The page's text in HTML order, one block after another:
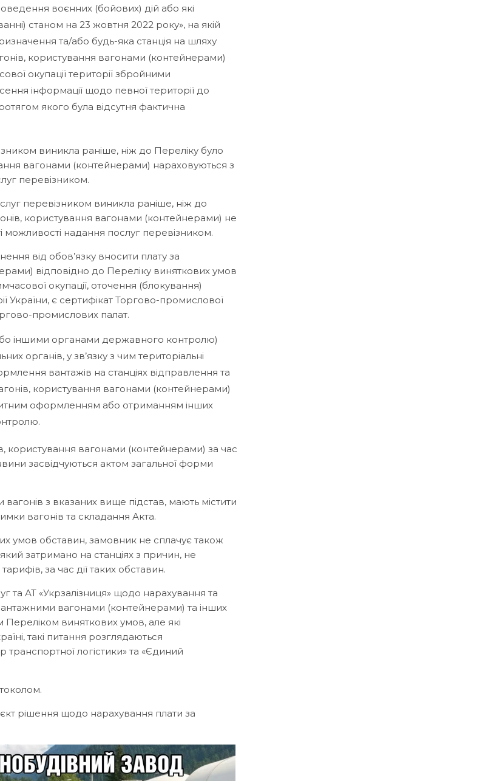
воєнних (бойових) дій або які
станом на 23 жовтня 2022 року», на якій
та/або будь-яка станція на шляху
користування вагонами (контейнерами)
окупації території збройними
інформації щодо певної території до
якого була відсутня фактична
виникла раніше, ніж до Переліку було
вагонами (контейнерами) нараховуються з
перевізником.
перевізником виникла раніше, ніж до
користування вагонами (контейнерами) не
можливості надання послуг перевізником.
від обов’язку вносити плату за
відповідно до Переліку виняткових умов
окупації, оточення (блокування)
України, є сертифікат Торгово-промислової
промислових палат.
іншими органами державного контролю)
органів, у зв’язку з чим територіальні
вантажів на станціях відправлення та
користування вагонами (контейнерами)
оформленням або отриманням інших
користування вагонами (контейнерами) за час
засвідчуються актом загальної форми
з вказаних вище підстав, мають містити
вагонів та складання Акта.
умов обставин, замовник не сплачує також
затримано на станціях з причин, не
за час дії таких обставин.
та АТ «Укрзалізниця» щодо нарахування та
вагонами (контейнерами) та інших
Переліком виняткових умов, але які
такі питання розглядаються
транспортної логістики» та «Єдиний
рішення щодо нарахування плати за